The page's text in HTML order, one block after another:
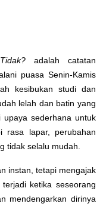
adalah catatan
puasa Senin-Kamis
kesibukan studi dan
lelah dan batin yang
sederhana untuk
rasa lapar, perubahan
tidak selalu mudah.
instan, tetapi mengajak
ketika seseorang
mendengarkan dirinya